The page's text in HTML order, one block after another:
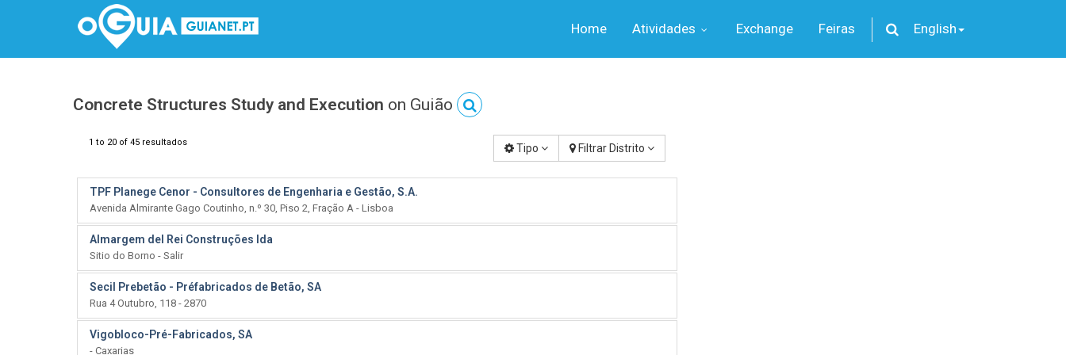
Home Atividades Exchange Feiras English
Concrete Structures Study and Execution on Guião
1 to 20 of 45 resultados Tipo Filtrar Distrito
TPF Planege Cenor - Consultores de Engenharia e Gestão, S.A.
Avenida Almirante Gago Coutinho, n.º 30, Piso 2, Fração A - Lisboa
Almargem del Rei Construções lda
Sitio do Borno - Salir
Secil Prebetão - Préfabricados de Betão, SA
Rua 4 Outubro, 118 - 2870
Vigobloco-Pré-Fabricados, SA
- Caxarias